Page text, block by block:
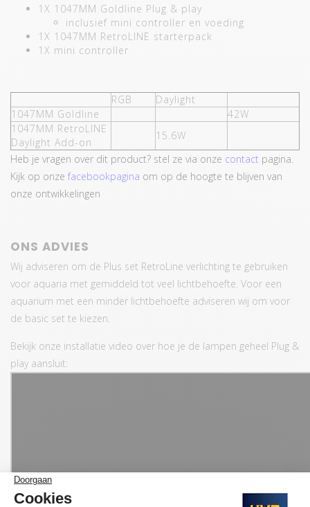
1X 1047MM Goldline Plug & play
inclusief mini controller en voeding
1X 1047MM RetroLINE starterpack
1X mini controller
RGB
Daylight
1047MM Goldline
42W
1047MM RetroLINE
Daylight Add-on
15.6W
Heb je vragen over dit product? stel ze via onze contact pagina.
Kijk op onze facebookpagina om op de hoogte te blijven van
onze ontwikkelingen
ONS ADVIES
Wij adviseren om de Plus set RetroLine verlichting te gebruiken
voor aquaria met gemiddeld tot veel lichtbehoefte. Voor een
aquarium met een minder lichtbehoefte adviseren wij om voor
de basic set te kiezen.
Bekijk onze installatie video over hoe je de lampen geheel Plug &
play aansluit: